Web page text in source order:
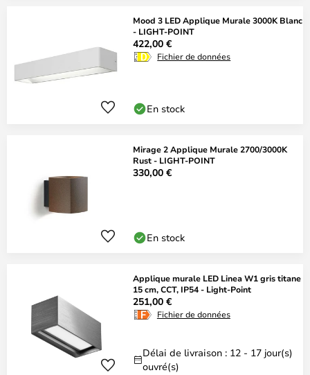
Mood 3 LED Applique Murale 3000K Blanc
- LIGHT-POINT
422,00 €
Fichier de données
En stock
Mirage 2 Applique Murale 2700/3000K
Rust - LIGHT-POINT
330,00 €
En stock
Applique murale LED Linea W1 gris titane
15 cm, CCT, IP54 - Light-Point
251,00 €
Fichier de données
Délai de livraison : 12 - 17 jour(s)
ouvré(s)